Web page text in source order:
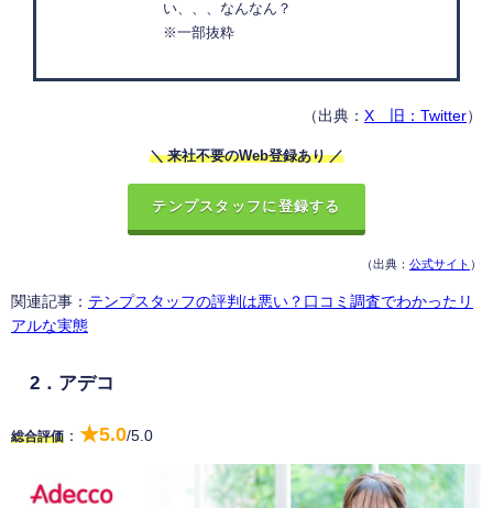
い、、、なんなん？
※一部抜粋
（出典： X 旧：Twitter）
＼ 来社不要のWeb登録あり ／
テンプスタッフに登録する
（出典： 公式サイト ）
関連記事： テンプスタッフの評判は悪い？口コミ調査でわかったリ
アルな実態
2．アデコ
総合評価 ： ★5.0/5.0